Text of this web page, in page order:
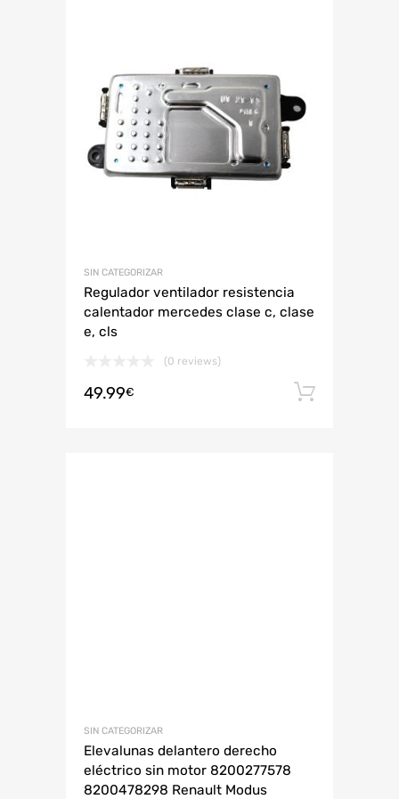
SIN CATEGORIZAR
Regulador ventilador resistencia
calentador mercedes clase c, clase
e, cls
(0 reviews)
49.99€
SIN CATEGORIZAR
Elevalunas delantero derecho
eléctrico sin motor 8200277578
8200478298 Renault Modus